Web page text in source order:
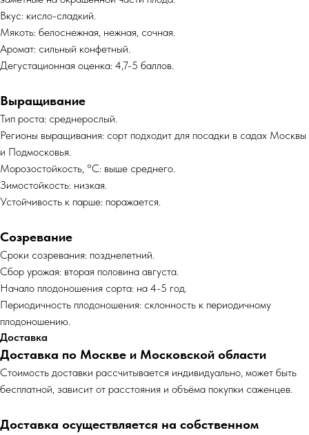
Вкус: кисло-сладкий.
Мякоть: белоснежная, нежная, сочная.
Аромат: сильный конфетный.
Дегустационная оценка: 4,7-5 баллов.
Выращивание
Тип роста: среднерослый.
Регионы выращивания: сорт подходит для посадки в садах Москвы
и Подмосковья.
Морозостойкость, °C: выше среднего.
Зимостойкость: низкая.
Устойчивость к парше: поражается.
Созревание
Сроки созревания: позднелетний.
Сбор урожая: вторая половина августа.
Начало плодоношения сорта: на 4-5 год.
Периодичность плодоношения: склонность к периодичному
плодоношению.
Доставка
Доставка по Москве и Московской области
Cтоимость доставки рассчитывается индивидуально, может быть
бесплатной, зависит от расстояния и объёма покупки саженцев.
Доставка осуществляется на собственном